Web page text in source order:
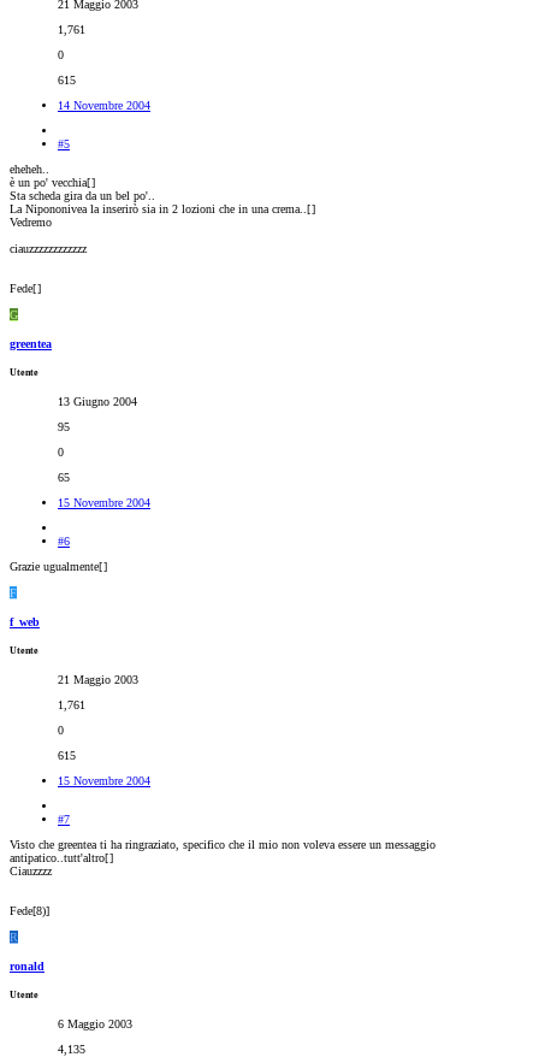
21 Maggio 2003
1,761
0
615
14 Novembre 2004
#5
eheheh..
è un po' vecchia[]
Sta scheda gira da un bel po'..
La Nipononivea la inserirò sia in 2 lozioni che in una crema..[]
Vedremo
ciauzzzzzzzzzzzz
Fede[]
G
greentea
Utente
13 Giugno 2004
95
0
65
15 Novembre 2004
#6
Grazie ugualmente[]
F
f_web
Utente
21 Maggio 2003
1,761
0
615
15 Novembre 2004
#7
Visto che greentea ti ha ringraziato, specifico che il mio non voleva essere un messaggio
antipatico..tutt'altro[]
Ciauzzzz
Fede[8)]
R
ronald
Utente
6 Maggio 2003
4,135